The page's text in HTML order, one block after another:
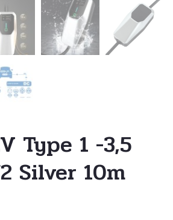
Type 1 -3,5
Silver 10m